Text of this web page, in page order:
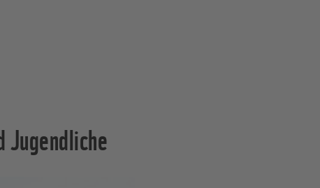
Jugendliche